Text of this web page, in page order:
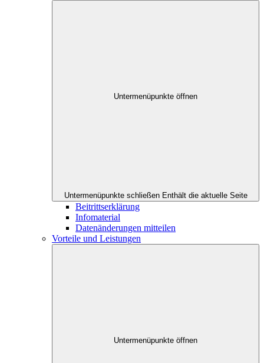
Untermenüpunkte öffnen
Untermenüpunkte schließen Enthält die aktuelle Seite
Beitrittserklärung
Infomaterial
Datenänderungen mitteilen
Vorteile und Leistungen
Untermenüpunkte öffnen